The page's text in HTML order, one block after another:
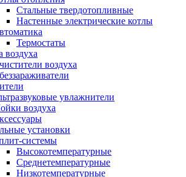
Стальные твердотопливные
Настенные электрические котлы
Термостаты
воздуха
воздуха
увлажнители
воздуха
установки
системы
Высокотемпературные
Среднетемпературные
Низкотемпературные